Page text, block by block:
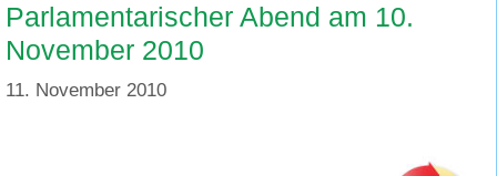
Parlamentarischer Abend am 10.
November 2010
11. November 2010